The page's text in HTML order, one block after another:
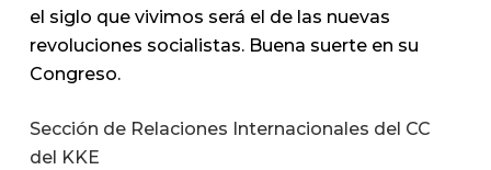
el siglo que vivimos será el de las nuevas
revoluciones socialistas. Buena suerte en su
Congreso.
Sección de Relaciones Internacionales del CC
del KKE